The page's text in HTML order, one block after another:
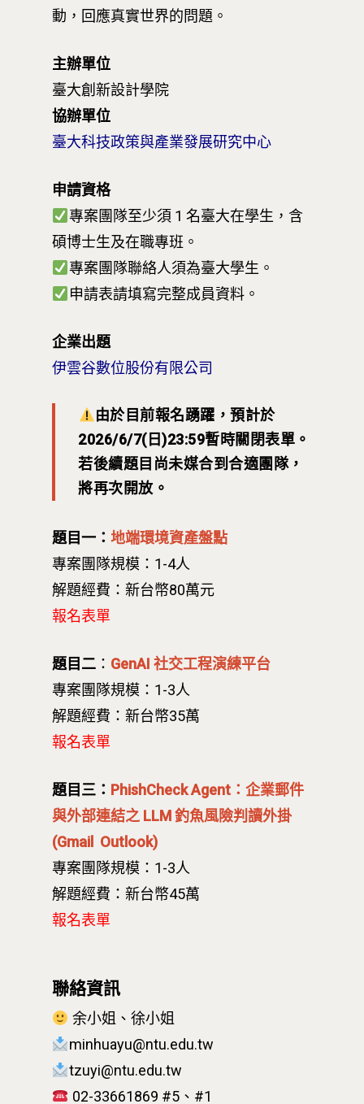
動，回應真實世界的問題。
主辦單位
臺大創新設計學院
協辦單位
臺大科技政策與產業發展研究中心
申請資格
專案團隊至少須 1 名臺大在學生，含
碩博士生及在職專班。
專案團隊聯絡人須為臺大學生。
申請表請填寫完整成員資料。
企業出題
伊雲谷數位股份有限公司
由於目前報名踴躍，預計於
2026/6/7(日)23:59暫時關閉表單。
若後續題目尚未媒合到合適團隊，
將再次開放。
題目一： 地端環境資產盤點
專案團隊規模：1-4人
解題經費：新台幣80萬元
報名表單
題目二 ： GenAI 社交工程演練平台
專案團隊規模：1-3人
解題經費：新台幣35萬
報名表單
題目三： PhishCheck Agent：企業郵件
與外部連結之 LLM 釣魚風險判讀外掛
(Gmail Outlook)
專案團隊規模：1-3人
解題經費：新台幣45萬
報名表單
聯絡資訊
余小姐、徐小姐
minhuayu@ntu.edu.tw
tzuyi@ntu.edu.tw
02-33661869 #5、#1
D電子報